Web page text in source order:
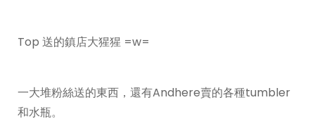
Top 送的鎮店大猩猩 =w=
一大堆粉絲送的東西，還有Andhere賣的各種tumbler
和水瓶。